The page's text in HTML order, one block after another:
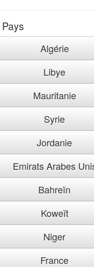
Pays
Algérie
Libye
Mauritanie
Syrie
Jordanie
Emirats Arabes
Bahreïn
Koweït
Niger
France